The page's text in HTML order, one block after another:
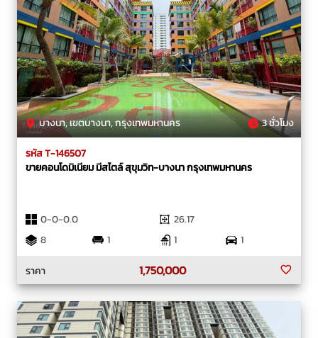
บางนา, เขตบางนา, กรุงเทพมหานคร 3 ชั่วโมง
รหัส T-146507
ขายคอนโดมิเนียม มีสไตล์ สุขุมวิท-บางนา กรุงเทพมหานคร
0-0-0.0
26.17
8
1 1
1
ราคา
1,750,000